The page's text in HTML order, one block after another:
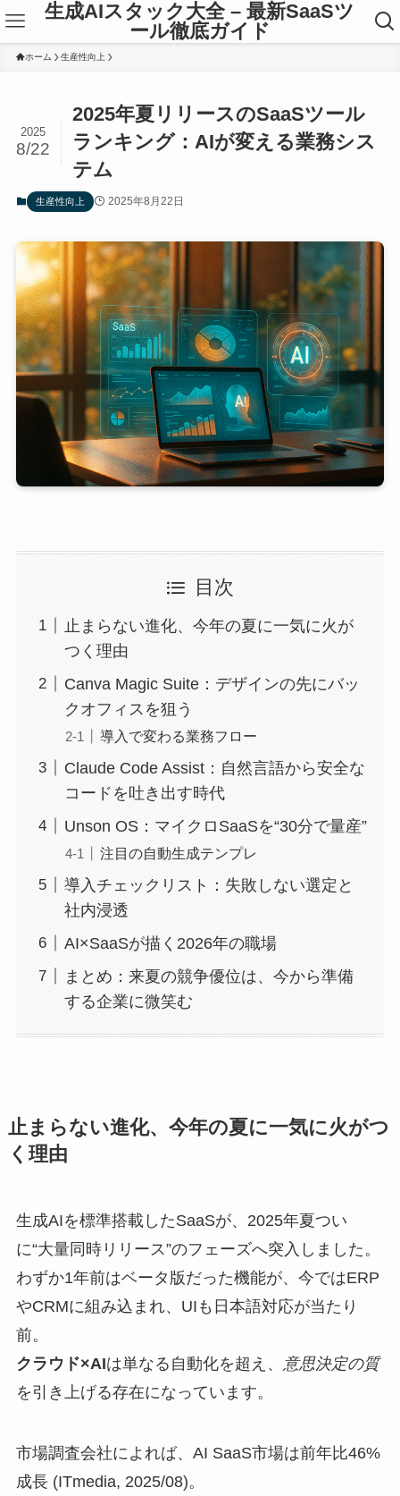
生成AIスタック大全 – 最新SaaSツ
ール徹底ガイド
ホーム 生産性向上
2025年夏リリースのSaaSツール
ランキング：AIが変える業務シス
テム
2025
8/22
生産性向上 2025年8月22日
目次
止まらない進化、今年の夏に一気に火が
つく理由
Canva Magic Suite：デザインの先にバッ
クオフィスを狙う
導入で変わる業務フロー
Claude Code Assist：自然言語から安全な
コードを吐き出す時代
Unson OS：マイクロSaaSを“30分で量産”
注目の自動生成テンプレ
導入チェックリスト：失敗しない選定と
社内浸透
AI×SaaSが描く2026年の職場
まとめ：来夏の競争優位は、今から準備
する企業に微笑む
止まらない進化、今年の夏に一気に火がつ
く理由
生成AIを標準搭載したSaaSが、2025年夏つい
に“大量同時リリース”のフェーズへ突入しました。
わずか1年前はベータ版だった機能が、今ではERP
やCRMに組み込まれ、UIも日本語対応が当たり
前。
クラウド×AIは単なる自動化を超え、 意思決定の質
を引き上げる存在になっています。
市場調査会社によれば、AI SaaS市場は前年比46%
成長 (ITmedia, 2025/08)。